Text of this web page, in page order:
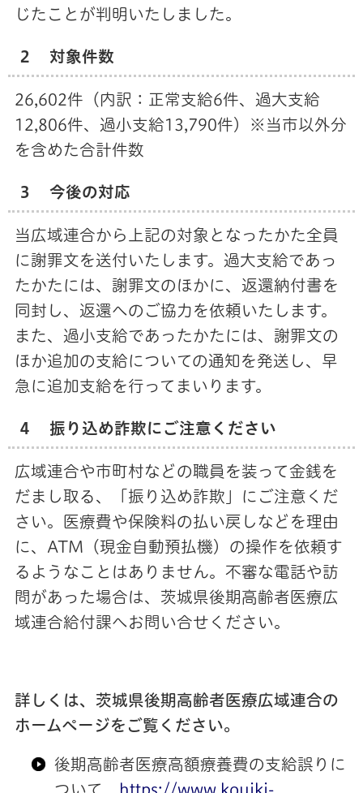
じたことが判明いたしました。
２ 対象件数
26,602件（内訳：正常支給6件、過大支給
12,806件、過小支給13,790件）※当市以外分
を含めた合計件数
３ 今後の対応
当広域連合から上記の対象となったかた全員
に謝罪文を送付いたします。 過大支給であっ
たかたには、謝罪文のほかに、返還納付書を
同封し、返還へのご協力を依頼いたします。
また、 過小支給であったかたには、謝罪文の
ほか追加の支給についての通知を発送し、早
急に追加支給を行ってまいります。
４ 振り込め詐欺にご注意ください
広域連合や市町村などの職員を装って金銭を
だまし取る、「振り込め詐欺」にご注意くだ
さい。医療費や保険料の払い戻しなどを理由
に、ATM（現金自動預払機）の操作を依頼す
るようなことはありません。不審な電話や訪
問があった場合は、茨城県後期高齢者医療広
域連合給付課へお問い合せください。
詳しくは、茨城県後期高齢者医療広域連合の
ホームページをご覧ください。
後期高齢者医療高額療養費の支給誤りに
ついて
https://www.kouiki-